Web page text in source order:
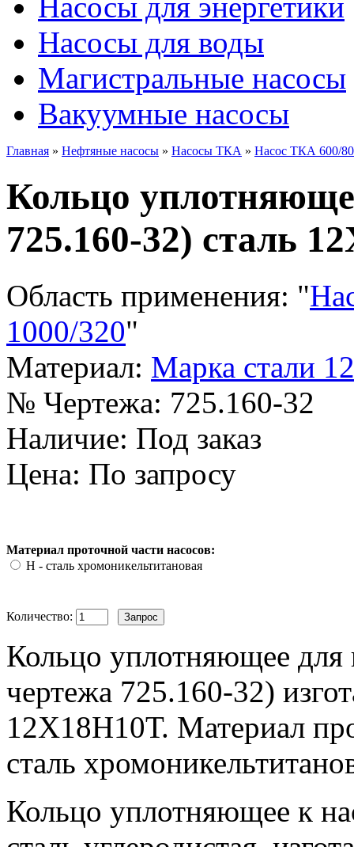
Насосы для воды
Магистральные насосы
Вакуумные насосы
Главная » Нефтяные насосы » Насосы ТКА » Насос ТКА 600/80
Кольцо
725.160-32) сталь
Область применения: "
1000/320"
Материал: Марка стали
№ Чертежа: 725.160-32
Наличие: Под заказ
Цена: По запросу
Материал проточной части насосов:
Н - сталь хромоникельтитановая
Количество:
Кольцо уплотняющее для
чертежа 725.160-32)
12Х18Н10Т. Материал
сталь
Кольцо уплотняющее к